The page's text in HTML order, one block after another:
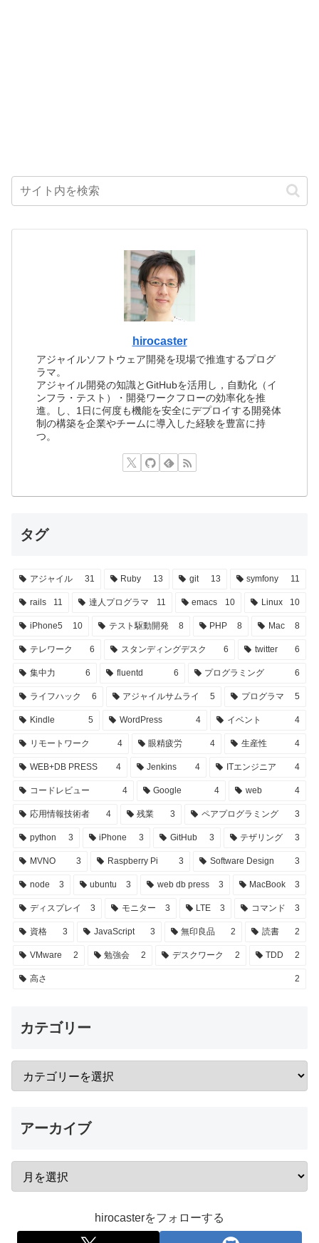
hirocaster
アジャイルソフトウェア開発を現場で推進するプログ
ラマ。
アジャイル開発の知識とGitHubを活用し，自動化（イ
ンフラ・テスト）・開発ワークフローの効率化を推
進。し、1日に何度も機能を安全にデプロイする開発体
制の構築を企業やチームに導入した経験を豊富に持
つ。
タグ
アジャイル 31 Ruby 13 git 13 symfony 11
rails 11 達人プログラマ 11 emacs 10 Linux 10
iPhone5 10 テスト駆動開発 8 PHP 8 Mac 8
テレワーク 6 スタンディングデスク 6 twitter 6
集中力 6 fluentd 6 プログラミング 6
ライフハック 6 アジャイルサムライ 5 プログラマ 5
Kindle 5 WordPress 4 イベント 4
リモートワーク 4 眼精疲労 4 生産性 4
WEB+DB PRESS 4 Jenkins 4 ITエンジニア 4
コードレビュー 4 Google 4 web 4
応用情報技術者 4 残業 3 ペアプログラミング 3
python 3 iPhone 3 GitHub 3 テザリング 3
MVNO 3 Raspberry Pi 3 Software Design 3
node 3 ubuntu 3 web db press 3 MacBook 3
ディスプレイ 3 モニター 3 LTE 3 コマンド 3
資格 3 JavaScript 3 無印良品 2 読書 2
VMware 2 勉強会 2 デスクワーク 2 TDD 2
高さ 2
カテゴリー
アーカイブ
hirocasterをフォローする